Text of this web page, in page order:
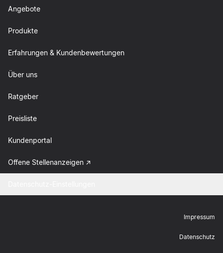
Angebote
Produkte
Erfahrungen & Kundenbewertungen
Über uns
Ratgeber
Preisliste
Kundenportal
Offene Stellenanzeigen
Impressum
Datenschutz